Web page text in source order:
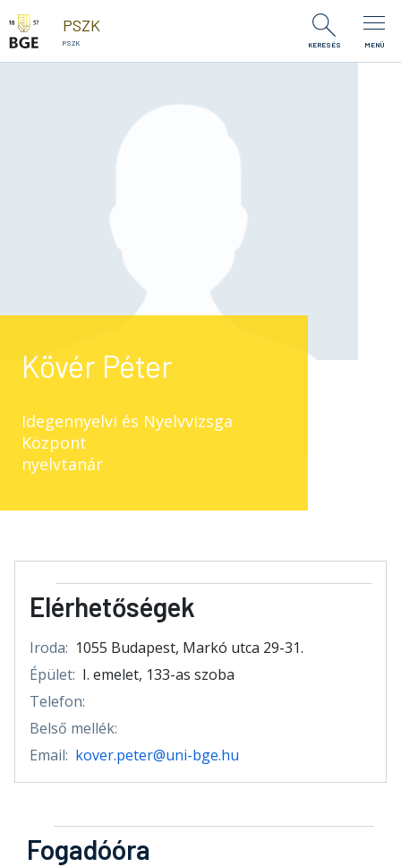
Ugrás a tartalomra
PSZK
PSZK KERESÉS MENÜ
Kövér Péter
Idegennyelvi és Nyelvvizsga
Központ
nyelvtanár
Elérhetőségek
Iroda: 1055 Budapest, Markó utca 29-31.
Épület: I. emelet, 133-as szoba
Telefon:
Belső mellék:
Email: kover.peter@uni-bge.hu
Fogadóóra